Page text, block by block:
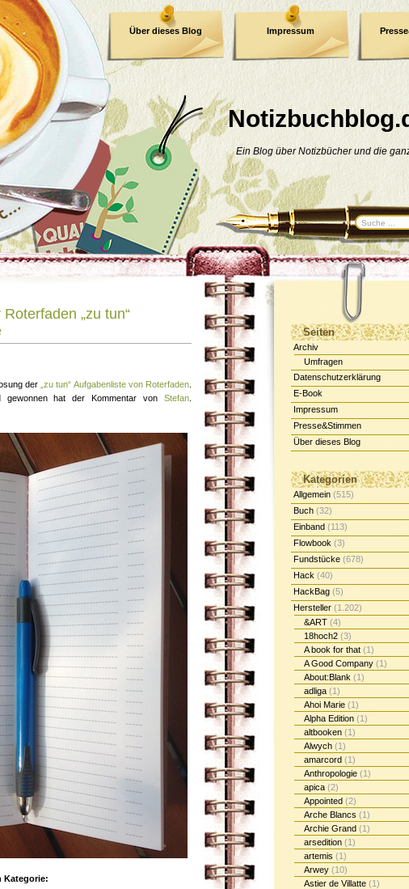
Ein Blog über Notizbücher und die
Über dieses Blog Impressum
Datenschutzerklärung
Seiten
Archiv
Umfragen
Datenschutzerklärung
E-Book
Impressum
Presse&Stimmen
Über dieses Blog
Kategorien
Allgemein (515)
Buch (32)
Einband (113)
Flowbook (3)
Fundstücke (678)
Hack (40)
HackBag (5)
Hersteller (1.202)
&ART (4)
18hoch2 (3)
A book for that (1)
A Good Company (1)
About:Blank (1)
adliga (1)
Ahoi Marie (1)
Alpha Edition (1)
altbooken (1)
Alwych (1)
amarcord (1)
Anthropologie (1)
apica (2)
Appointed (2)
Arche Blancs (1)
Archie Grand (1)
arsedition (1)
artemis (1)
Arwey (10)
Astier de Villatte (1)
„zu tun“
der „zu tun“ Aufgabenliste von Roterfaden
gewonnen hat der Kommentar von Stefan
Kategorie: